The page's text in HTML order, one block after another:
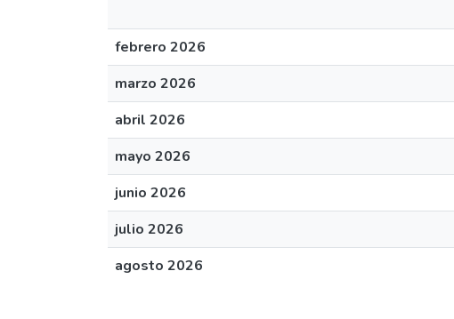
febrero 2026
marzo 2026
abril 2026
mayo 2026
junio 2026
julio 2026
agosto 2026